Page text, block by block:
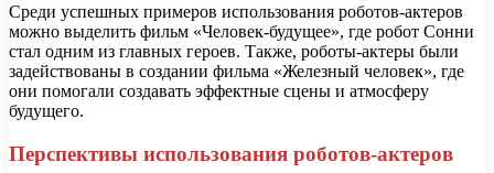
Среди успешных примеров использования роботов-актеров
можно выделить фильм «Человек-будущее», где робот Сонни
стал одним из главных героев. Также, роботы-актеры были
задействованы в создании фильма «Железный человек», где
они помогали создавать эффектные сцены и атмосферу
будущего.
Перспективы использования роботов-актеров